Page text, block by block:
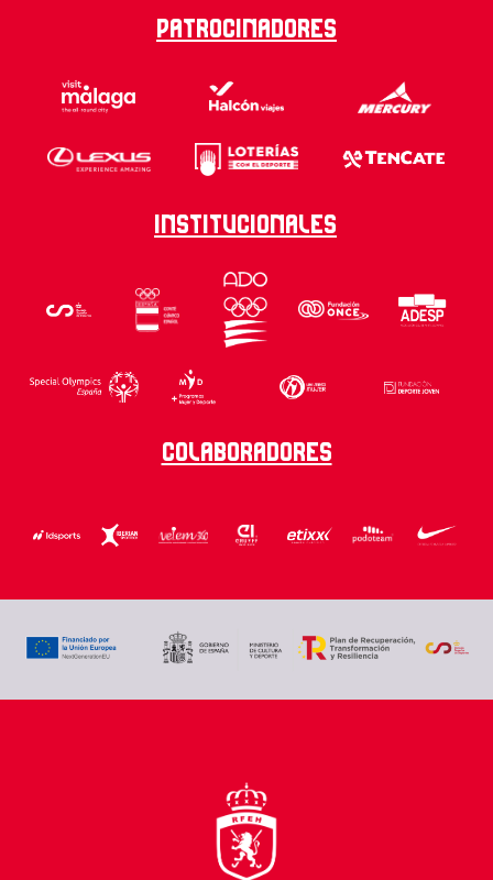
Patrocinadores
Institucionales
Colaboradores